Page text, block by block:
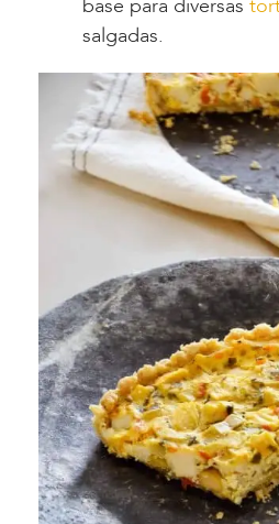
base para diversas
salgadas.